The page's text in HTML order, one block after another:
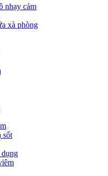
nhạy cảm
xà phòng
sốt
dụng